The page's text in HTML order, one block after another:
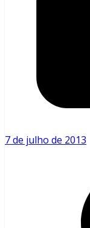
7 de julho de 2013